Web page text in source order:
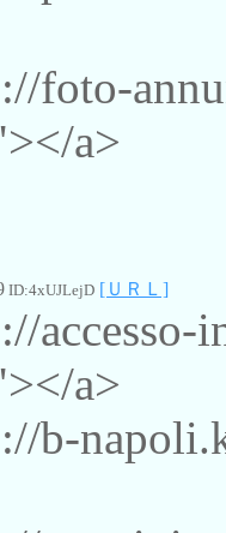
foto-
a>
ID:4xUJLejD [ＵＲＬ]
a>
b-